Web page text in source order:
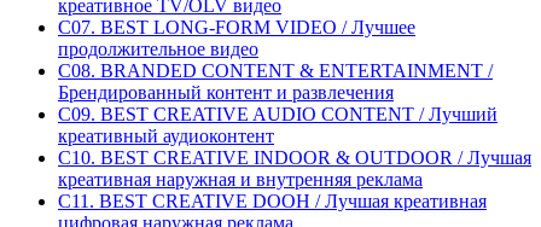
креативное TV/OLV видео
C07. BEST LONG-FORM VIDEO / Лучшее
продолжительное видео
C08. BRANDED CONTENT & ENTERTAINMENT /
Брендированный контент и развлечения
C09. BEST CREATIVE AUDIO CONTENT / Лучший
креативный аудиоконтент
C10. BEST CREATIVE INDOOR & OUTDOOR / Лучшая
креативная наружная и внутренняя реклама
C11. BEST CREATIVE DOOH / Лучшая креативная